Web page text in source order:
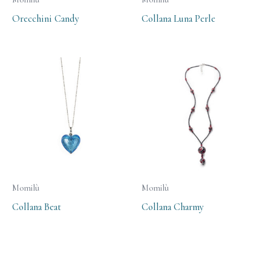
Orecchini Candy Collana Luna Perle
Momilù
Collana Beat
Momilù
Collana Charmy